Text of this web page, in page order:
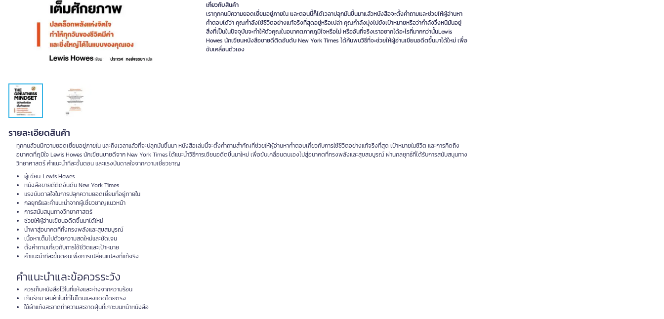
เกี่ยวกับสินค้า
เราทุกคนมีความยอดเยี่ยมอยู่ภายใน และตอนนี้ก็ได้เวลาปลุกมันขึ้นมาแล้วหนังสือจะตั้งคำถามและช่วยให้ผู้อ่านหา
คำตอบได้ว่า คุณกำลังใช้ชีวิตอย่างแท้จริงที่สุดอยู่หรือเปล่า คุณกำลังมุ่งไปยังเป้าหมายหรือว่ากำลังวิ่งหนีมันอยู่
สิ่งที่เป็นในปัจจุบันจะทำให้ตัวคุณในอนาคตภาคภูมิใจหรือไม่ หรืออันที่จริงเราอยากได้อะไรที่มากกว่านั้นLewis
Howes นักเขียนหนังสือขายดีติดอันดับ New York Times ได้ค้นพบวิธีที่จะช่วยให้ผู้อ่านเขียนอดีตขึ้นมาได้ใหม่ เพื่อ
ขับเคลื่อนตัวเอง
รายละเอียดสินค้า
ทุกคนล้วนมีความยอดเยี่ยมอยู่ภายใน และถึงเวลาแล้วที่จะปลุกมันขึ้นมา หนังสือเล่มนี้จะตั้งคำถามสำคัญที่ช่วยให้ผู้อ่านหาคำตอบเกี่ยวกับการใช้ชีวิตอย่างแท้จริงที่สุด เป้าหมายในชีวิต และการคิดถึง
อนาคตที่ภูมิใจ Lewis Howes นักเขียนขายดีจาก New York Times ได้แนะนำวิธีการเขียนอดีตขึ้นมาใหม่ เพื่อขับเคลื่อนตนเองไปสู่อนาคตที่ทรงพลังและสุขสมบูรณ์ ผ่านกลยุทธ์ที่ได้รับการสนับสนุนทาง
วิทยาศาสตร์ คำแนะนำทีละขั้นตอน และแรงบันดาลใจจากความเชี่ยวชาญ
ผู้เขียน: Lewis Howes
หนังสือขายดีติดอันดับ New York Times
แรงบันดาลใจในการปลุกความยอดเยี่ยมที่อยู่ภายใน
กลยุทธ์และคำแนะนำจากผู้เชี่ยวชาญแนวหน้า
การสนับสนุนทางวิทยาศาสตร์
ช่วยให้ผู้อ่านเขียนอดีตขึ้นมาได้ใหม่
นำพาสู่อนาคตที่ทั้งทรงพลังและสุขสมบูรณ์
เนื้อหาเต็มไปด้วยความสดใหม่และชัดเจน
ตั้งคำถามเกี่ยวกับการใช้ชีวิตและเป้าหมาย
คำแนะนำทีละขั้นตอนเพื่อการเปลี่ยนแปลงที่แท้จริง
คำแนะนำและข้อควรระวัง
ควรเก็บหนังสือไว้ในที่แห้งและห่างจากความร้อน
เก็บรักษาสินค้าในที่ที่ไม่โดนแสงแดดโดยตรง
ใช้ผ้าแห้งสะอาดทำความสะอาดฝุ่นที่เกาะบนหน้าหนังสือ